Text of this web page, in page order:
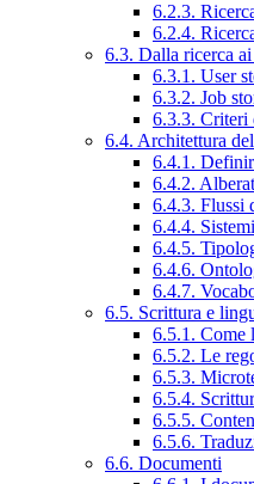
6.2.3.
6.2.4.
6.3. Dalla ricerca
6.3.1. User
6.3.2. Job
6.3.3. Criteri
6.4. Architettura
6.4.1.
6.4.2.
6.4.3. Flussi
6.4.4.
6.4.5.
6.4.6.
6.4.7.
6.5. Scrittura e
6.5.1. Come
6.5.2. Le
6.5.3.
6.5.4.
6.5.5.
6.5.6.
6.6. Documenti